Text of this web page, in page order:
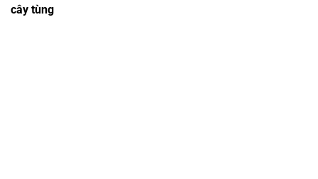
cây tùng